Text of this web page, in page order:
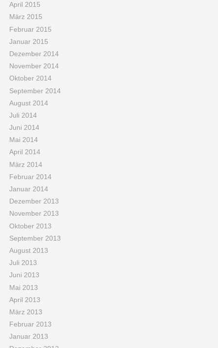
April 2015
März 2015
Februar 2015
Januar 2015
Dezember 2014
November 2014
Oktober 2014
September 2014
August 2014
Juli 2014
Juni 2014
Mai 2014
April 2014
März 2014
Februar 2014
Januar 2014
Dezember 2013
November 2013
Oktober 2013
September 2013
August 2013
Juli 2013
Juni 2013
Mai 2013
April 2013
März 2013
Februar 2013
Januar 2013